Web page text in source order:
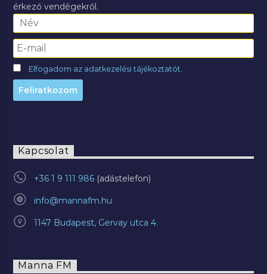
érkező vendégekről.
Elfogadom az adatkezelési tájékoztatót.
Kapcsolat
+36 1 9 111 986
info@mannafm.hu
1147 Budapest, Gervay utca 4.
Manna FM